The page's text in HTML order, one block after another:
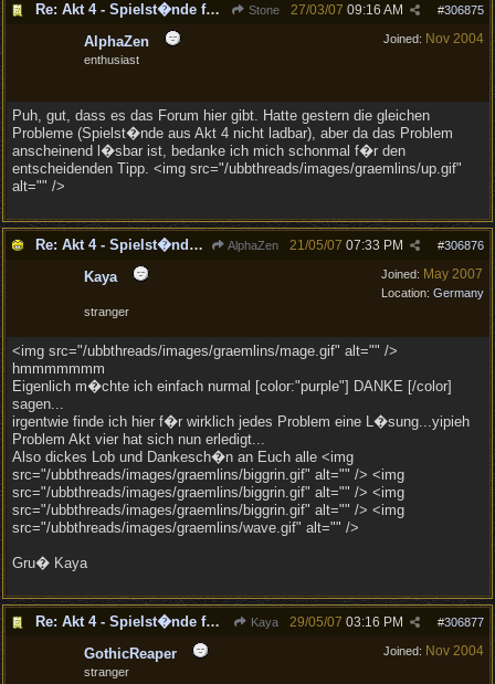
Re: Akt 4 - Spielst�nde f�hren zum Spielabsturz Stone #306875
27/03/07 09:16 AM
Joined: Nov 2004
AlphaZen
enthusiast
Puh, gut, dass es das Forum hier gibt. Hatte gestern die gleichen
Probleme (Spielst�nde aus Akt 4 nicht ladbar), aber da das Problem
anscheinend l�sbar ist, bedanke ich mich schonmal f�r den
entscheidenden Tipp. <img src="/ubbthreads/images/graemlins/up.gif"
alt="" />
Re: Akt 4 - Spielst�nde f�hren zum Spielabsturz AlphaZen #306876
21/05/07 07:33 PM
Joined: May 2007
Location: Germany
Kaya
stranger
<img src="/ubbthreads/images/graemlins/mage.gif" alt="" />
hmmmmmmm
Eigenlich m�chte ich einfach nurmal [color:"purple"] DANKE [/color]
sagen...
irgentwie finde ich hier f�r wirklich jedes Problem eine L�sung...yipieh
Problem Akt vier hat sich nun erledigt...
Also dickes Lob und Dankesch�n an Euch alle <img
src="/ubbthreads/images/graemlins/biggrin.gif" alt="" /> <img
src="/ubbthreads/images/graemlins/biggrin.gif" alt="" /> <img
src="/ubbthreads/images/graemlins/biggrin.gif" alt="" /> <img
src="/ubbthreads/images/graemlins/wave.gif" alt="" />
Gru� Kaya
Re: Akt 4 - Spielst�nde f�hren zum Spielabsturz Kaya #306877
29/05/07 03:16 PM
Joined: Nov 2004
GothicReaper
stranger